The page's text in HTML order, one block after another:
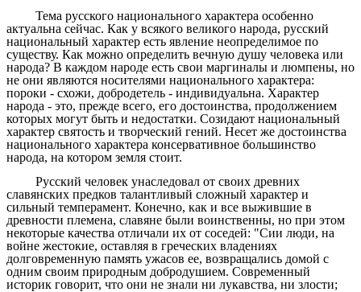
Тема русского национального характера особенно
актуальна сейчас. Как у всякого великого народа, русский
национальный характер есть явление неопределимое по
существу. Как можно определить вечную душу человека или
народа? В каждом народе есть свои маргиналы и люмпены, но
не они являются носителями национального характера:
пороки - схожи, добродетель - индивидуальна. Характер
народа - это, прежде всего, его достоинства, продолжением
которых могут быть и недостатки. Созидают национальный
характер святость и творческий гений. Несет же достоинства
национального характера консервативное большинство
народа, на котором земля стоит.
Русский человек унаследовал от своих древних
славянских предков талантливый сложный характер и
сильный темперамент. Конечно, как и все выжившие в
древности племена, славяне были воинственны, но при этом
некоторые качества отличали их от соседей: "Сии люди, на
войне жестокие, оставляя в греческих владениях
долговременную память ужасов ее, возвращались домой с
одним своим природным добродушием. Современный
историк говорит, что они не знали ни лукавства, ни злости;